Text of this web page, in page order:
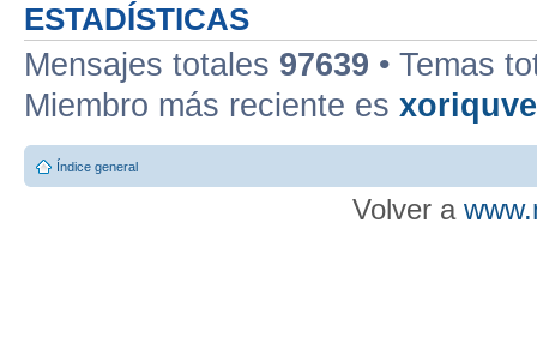
ESTADÍSTICAS
Mensajes totales 97639 • Temas
Miembro más reciente es
Índice general
Volver a